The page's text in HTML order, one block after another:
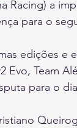
Racing) a
para o
edições e
Evo, Team
para o